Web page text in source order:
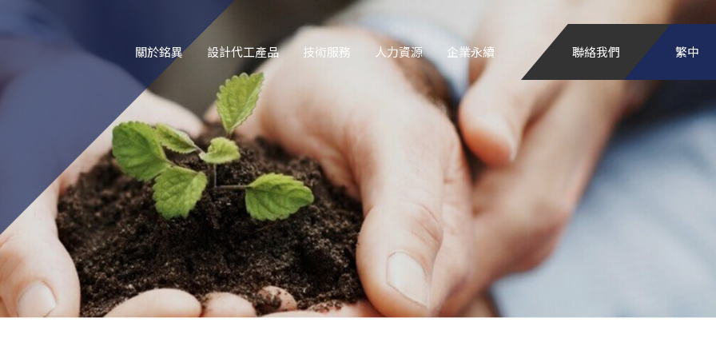
關於銘異 設計代工產品 技術服務 人力資源 企業永續 聯絡我們 繁中